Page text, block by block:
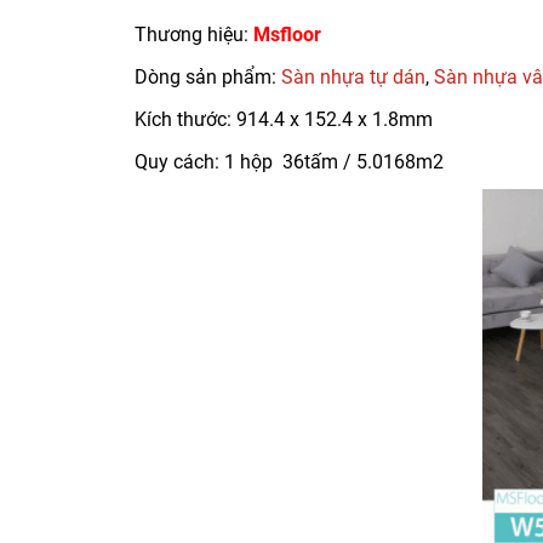
Thương hiệu: Msfloor
Dòng sản phẩm: Sàn nhựa tự dán, Sàn nhựa
Kích thước: 914.4 x 152.4 x 1.8mm
Quy cách: 1 hộp 36tấm / 5.0168m2